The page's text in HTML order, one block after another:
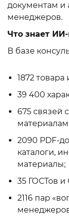
документам и
менеджеров.
Что знает
В базе
1872
39 400
675 связей
2090 PDF-
каталоги,
материалы;
35 ГОСТов и
2116 пар